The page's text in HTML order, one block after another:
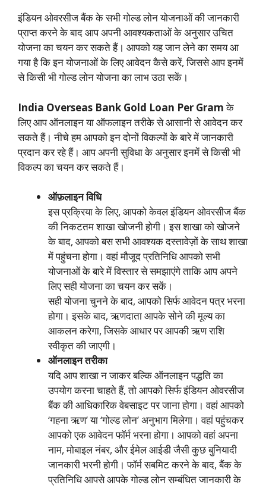
इंडियन ओवरसीज बैंक के सभी गोल्ड लोन योजनाओं की जानकारी
प्राप्त करने के बाद आप अपनी आवश्यकताओं के अनुसार उचित
योजना का चयन कर सकते हैं। आपको यह जान लेने का समय आ
गया है कि इन योजनाओं के लिए आवेदन कैसे करें, जिससे आप इनमें
से किसी भी गोल्ड लोन योजना का लाभ उठा सकें।
India Overseas Bank Gold Loan Per Gramके
लिए आप ऑनलाइन या ऑफलाइन तरीके से आसानी से आवेदन कर
सकते हैं। नीचे हम आपको इन दोनों विकल्पों के बारे में जानकारी
प्रदान कर रहे हैं। आप अपनी सुविधा के अनुसार इनमें से किसी भी
विकल्प का चयन कर सकते हैं।
ऑफ़लाइन विधि
इस प्रक्रिया के लिए, आपको केवल इंडियन ओवरसीज बैंक
की निकटतम शाखा खोजनी होगी। इस शाखा को खोजने
के बाद, आपको बस सभी आवश्यक दस्तावेज़ों के साथ शाखा
में पहुंचना होगा। वहां मौजूद प्रतिनिधि आपको सभी
योजनाओं के बारे में विस्तार से समझाएंगे ताकि आप अपने
लिए सही योजना का चयन कर सकें।
सही योजना चुनने के बाद, आपको सिर्फ आवेदन पत्र भरना
होगा। इसके बाद, ऋणदाता आपके सोने की मूल्य का
आकलन करेगा, जिसके आधार पर आपकी ऋण राशि
स्वीकृत की जाएगी।
ऑनलाइन तरीका
यदि आप शाखा न जाकर बल्कि ऑनलाइन पद्धति का
उपयोग करना चाहते हैं, तो आपको सिर्फ इंडियन ओवरसीज
बैंक की आधिकारिक वेबसाइट पर जाना होगा। वहां आपको
‘गहना ऋण’ या ‘गोल्ड लोन’ अनुभाग मिलेगा। वहां पहुंचकर
आपको एक आवेदन फॉर्म भरना होगा। आपको वहां अपना
नाम, मोबाइल नंबर, और ईमेल आईडी जैसी कुछ बुनियादी
जानकारी भरनी होगी। फॉर्म सबमिट करने के बाद, बैंक के
प्रतिनिधि आपसे आपके गोल्ड लोन सम्बंधित जानकारी के